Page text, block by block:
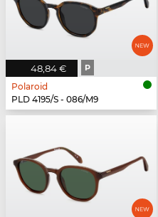
48,84 € P
Polaroid
PLD 4195/S - 086/M9